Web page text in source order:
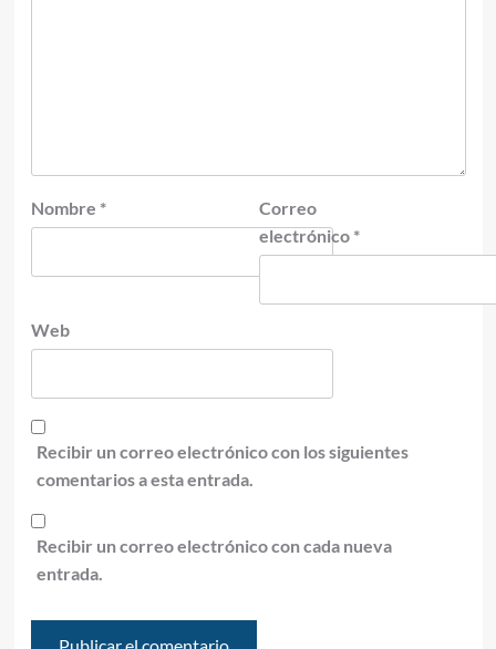
Nombre *
Correo
electrónico *
Web
Recibir un correo electrónico con los siguientes
comentarios a esta entrada.
Recibir un correo electrónico con cada nueva
entrada.